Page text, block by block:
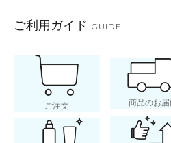
ご利用ガイド GUIDE
ご注文 商品のお届